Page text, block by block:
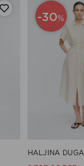
-30%
HALJINA DUGA